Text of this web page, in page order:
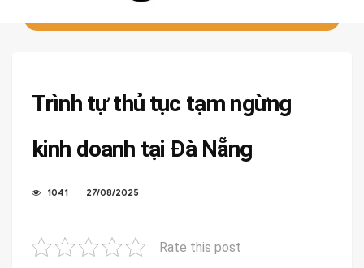
Trình tự thủ tục tạm ngừng
kinh doanh tại Đà Nẵng
1041 27/08/2025
Rate this post